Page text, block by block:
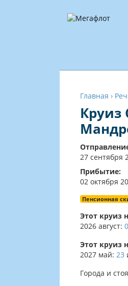
Главная ›
Круиз
27 сентября
Прибытие:
02 октября
Пенсионная
Этот круиз
2026 август:
Этот круиз
2027 май: 23
Города и